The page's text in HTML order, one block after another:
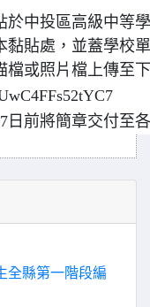
於中投區高級中等
黏貼處，並蓋學校
檔或照片檔上傳至
日前將簡章交付至
全縣第一階段編